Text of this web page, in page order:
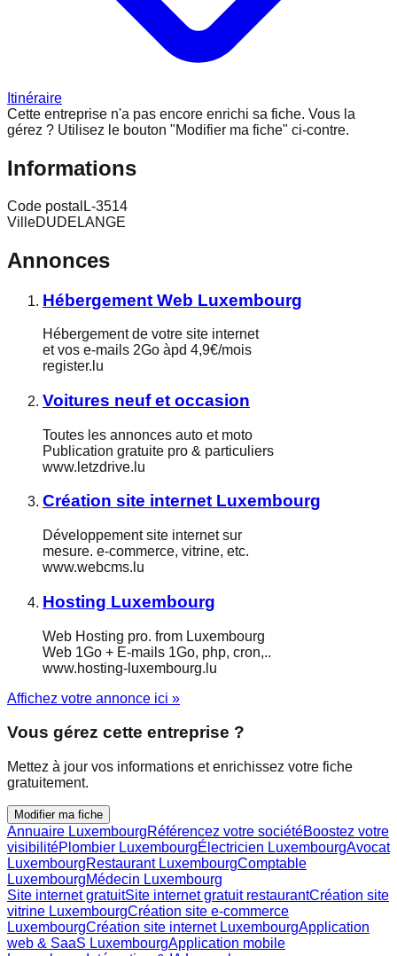
Itinéraire
Cette entreprise n'a pas encore enrichi sa fiche. Vous la
gérez ? Utilisez le bouton "Modifier ma fiche" ci-contre.
Informations
Code postal L-3514
VilleDUDELANGE
Annonces
Hébergement Web Luxembourg
Hébergement de votre site internet
et vos e-mails 2Go àpd 4,9€/mois
register.lu
Voitures neuf et occasion
Toutes les annonces auto et moto
Publication gratuite pro & particuliers
www.letzdrive.lu
Création site internet Luxembourg
Développement site internet sur
mesure. e-commerce, vitrine, etc.
www.webcms.lu
Hosting Luxembourg
Web Hosting pro. from Luxembourg
Web 1Go + E-mails 1Go, php, cron,..
www.hosting-luxembourg.lu
Affichez votre annonce ici »
Vous gérez cette entreprise ?
Mettez à jour vos informations et enrichissez votre fiche
gratuitement.
Modifier ma fiche
Annuaire LuxembourgRéférencez votre sociétéBoostez votre
visibilitéPlombier LuxembourgÉlectricien LuxembourgAvocat
LuxembourgRestaurant LuxembourgComptable
LuxembourgMédecin Luxembourg
Site internet gratuitSite internet gratuit restaurantCréation site
vitrine LuxembourgCréation site e-commerce
LuxembourgCréation site internet LuxembourgApplication
web & SaaS LuxembourgApplication mobile